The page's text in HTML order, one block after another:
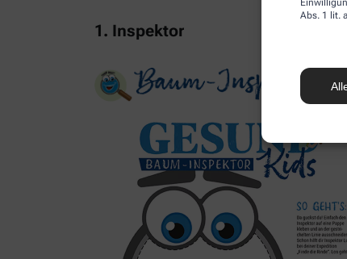
Abs. 1 lit.
1. Inspektor